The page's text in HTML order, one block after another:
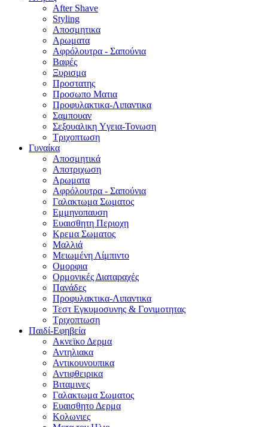
After Shave
Styling
Αποσμητικα
Αρωματα
Αφρόλουτρα - Σαπούνια
Βαφές
Ξυρισμα
Προστατης
Προσωπο Ματια
Προφυλακτικα-Λιπαντικα
Σαμπουαν
Σεξουαλικη Yγεια-Τονωση
Τριχοπτωση
Γυναίκα
Αποσμητικά
Αποτριχωση
Αρωματα
Αφρόλουτρα - Σαπούνια
Γαλακτωμα Σωματος
Εμμηνοπαυση
Ευαισθητη Περιοχη
Κρεμα Σωματος
Μαλλιά
Μειωμένη Λίμπιντο
Ομορφια
Ορμονικές Διαταραχές
Πανάδες
Προφυλακτικα-Λιπαντικα
Τεστ Εγκυμοσυνης & Γονιμοτητας
Τριχοπτωση
Παιδί-Εφηβεία
Ακνεϊκο Δερμα
Αντηλιακα
Αντικουνουπικα
Αντιφθειρικα
Βιταμινες
Γαλακτωμα Σωματος
Ευαισθητο Δερμα
Κολωνιες